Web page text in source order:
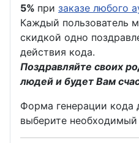
5% при заказе любого
Каждый пользователь
скидкой одно
действия кода.
Поздравляйте своих
людей и будет Вам
Форма генерации кода
выберите необходимый